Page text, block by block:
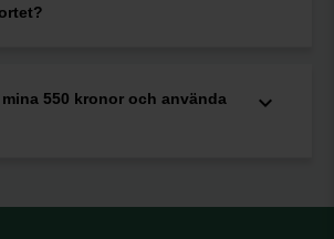
550 kronor och använda